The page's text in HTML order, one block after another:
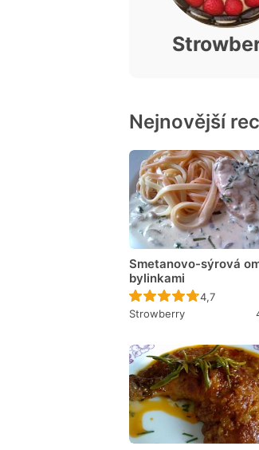
Nejnovější
Smetanovo-sýrová
bylinkami
Recept
4,7
Strowberry